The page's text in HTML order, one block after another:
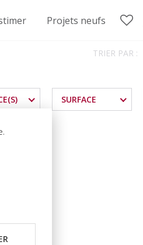
Projets neufs
TRIER PAR :
SURFACE